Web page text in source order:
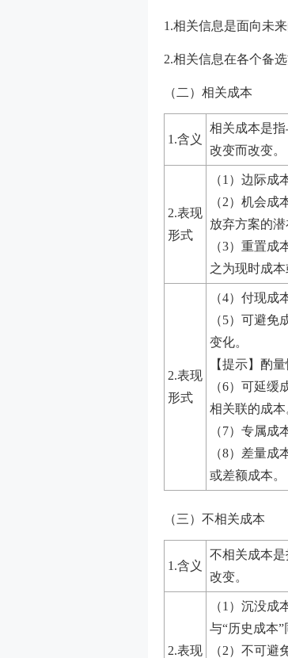
1.相关信息是面向未来
2.相关信息在各个备
（二）相关成本
1.含义
相关成本是
改变而改变。
2.表现
形式
（1）边际成
（2）机会
放弃方案的
（3）重置
之为现时成
2.表现
形式
（4）付现成
（5）可避
变化。
【提示】酌
（6）可延
相关联的成本
（7）专属成
（8）差量
或差额成本。
（三）不相关成本
1.含义
不相关成本
改变。
2.表现
（1）沉没
与“历史成本”
（2）不可避